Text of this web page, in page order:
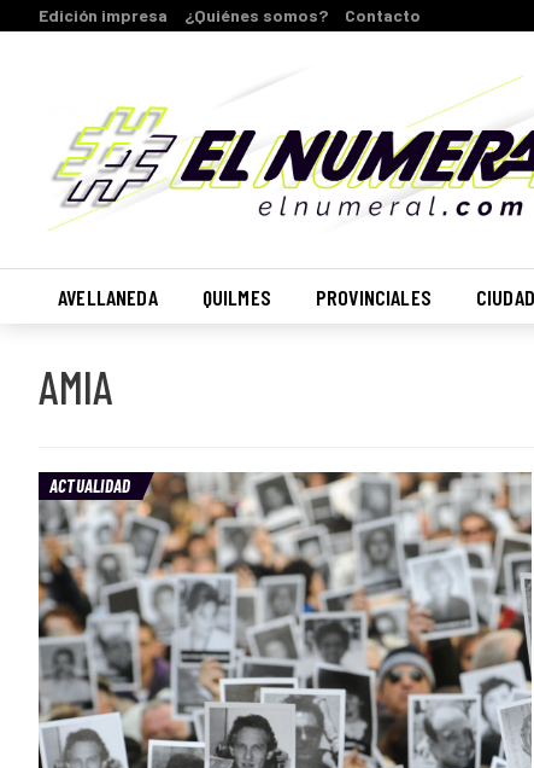
Edición impresa ¿Quiénes somos? Contacto
AVELLANEDA QUILMES PROVINCIALES CIUDAD
AMIA
ACTUALIDAD